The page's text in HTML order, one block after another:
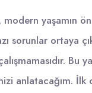
modern yaşamın
sorunlar ortaya
anlatacağım.